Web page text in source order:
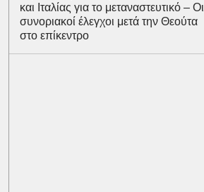
και Ιταλίας για το μεταναστευτικό – Οι
συνοριακοί έλεγχοι μετά την Θεούτα
στο επίκεντρο